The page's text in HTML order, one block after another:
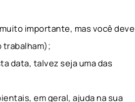
importante, mas você deve
trabalham);
data, talvez seja uma das
em geral, ajuda na sua